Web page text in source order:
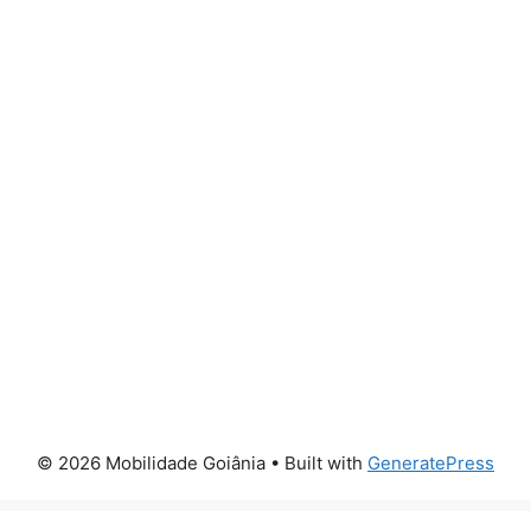
© 2026 Mobilidade Goiânia • Built with GeneratePress